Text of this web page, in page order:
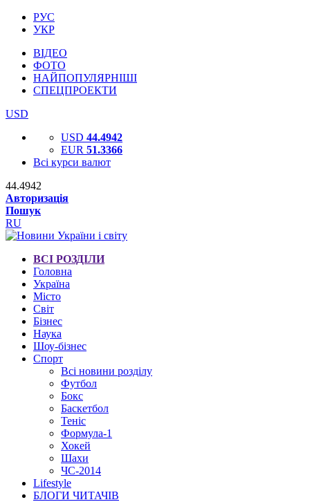
РУС
УКР
ВІДЕО
ФОТО
НАЙПОПУЛЯРНІШІ
СПЕЦПРОЕКТИ
USD
USD 44.4942
EUR 51.3366
Всі курси валют
44.4942
Авторизація
Пошук
RU
ВСІ РОЗДІЛИ
Головна
Україна
Місто
Світ
Бізнес
Наука
Шоу-бізнес
Спорт
Всі новини розділу
Футбол
Бокс
Баскетбол
Теніс
Формула-1
Хокей
Шахи
ЧС-2014
Lifestyle
БЛОГИ ЧИТАЧІВ